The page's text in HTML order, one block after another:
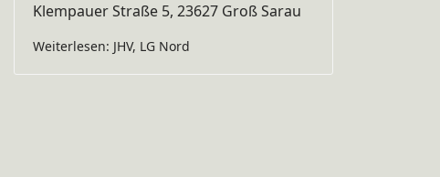
Klempauer Straße 5, 23627 Groß Sarau
Weiterlesen: JHV, LG Nord